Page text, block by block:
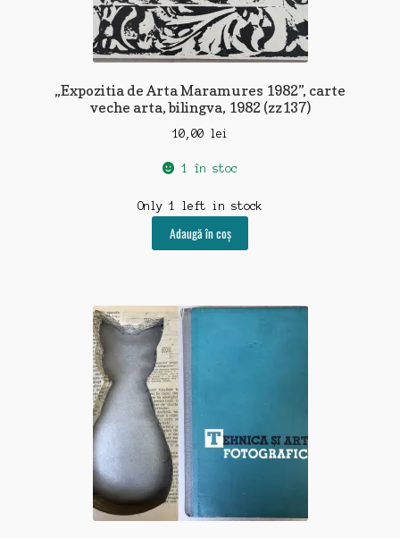
„Expozitia de Arta Maramures 1982”, carte
veche arta, bilingva, 1982 (zz137)
10,00 lei
1 în stoc
Only 1 left in stock
Adaugă în coș